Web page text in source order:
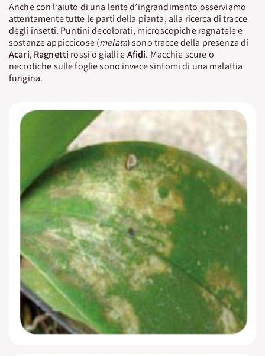
Anche con l’aiuto di una lente d’ingrandimento osserviamo
attentamente tutte le parti della pianta, alla ricerca di tracce
degli insetti. Puntini decolorati, microscopiche ragnatele e
sostanze appiccicose (melata) sono tracce della presenza di
Acari, Ragnetti rossi o gialli eAfidi. Macchie scure o
necrotiche sulle foglie sono invece sintomi di una malattia
fungina.